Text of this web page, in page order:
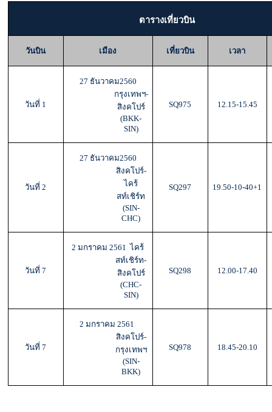
ตารางเที่ยวบิน
วันบิน เมือง เที่ยวบิน เวลา
วันที่ 1
27 ธันวาคม2560
กรุงเทพฯ-
สิงคโปร์
(BKK-
SIN)
SQ975 12.15-15.45
วันที่ 2
27 ธันวาคม2560
สิงคโปร์-
ไคร้
สท์เชิร์ท
(SIN-
CHC)
SQ297 19.50-10-40+1
วันที่7
2 มกราคม 2561 ไคร้
สท์เชิร์ท-
สิงคโปร์
(CHC-
SIN)
SQ298 12.00-17.40
วันที่7
2 มกราคม 2561
สิงคโปร์-
กรุงเทพฯ
(SIN-
BKK)
SQ978 18.45-20.10